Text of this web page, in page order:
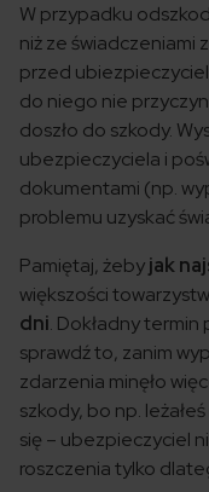
W przypadku
niż ze świadczeniami
przed
do niego nie
doszło do szkody.
ubezpieczyciela i
dokumentami (np.
problemu uzyskać
Pamiętaj, żebyjak
większości
dni. Dokładny termin
sprawdź to, zanim
zdarzenia minęło
szkody, bo np.
się – ubezpieczyciel
roszczenia tylko